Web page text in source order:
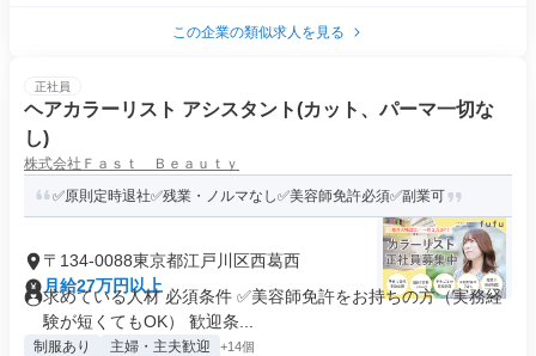
この企業の類似求人を見る
正社員
ヘアカラーリスト アシスタント(カット、パーマ一切な
し)
株式会社Ｆａｓｔ Ｂｅａｕｔｙ
✅原則定時退社✅残業・ノルマなし✅美容師免許必須✅副業可
〒134-0088東京都江戸川区西葛西
月給27万円以上
求めている人材 必須条件 ✅美容師免許をお持ちの方（実務経
験が短くてもOK） 歓迎条...
制服あり 主婦・主夫歓迎 +14個